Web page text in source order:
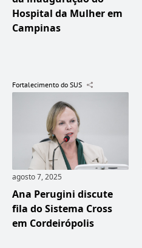
Hospital da Mulher em
Campinas
Fortalecimento do SUS
agosto 7, 2025
Ana Perugini discute
fila do Sistema Cross
em Cordeirópolis